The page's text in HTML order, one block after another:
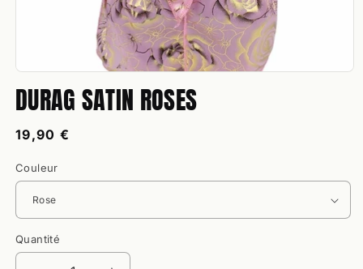
le
média
dans
une
modale
DURAG SATIN ROSES
Prix
19,90 €
Couleur
Quantité
Quantité